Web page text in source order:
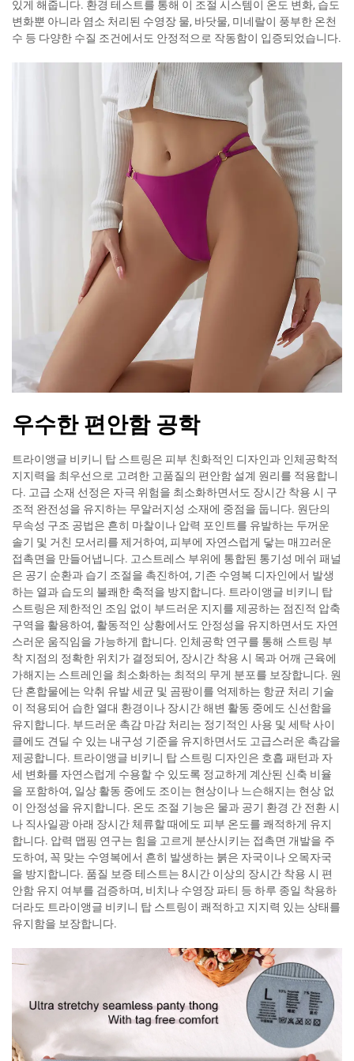
있게 해줍니다. 환경 테스트를 통해 이 조절 시스템이 온도 변화, 습도
변화뿐 아니라 염소 처리된 수영장 물, 바닷물, 미네랄이 풍부한 온천
수 등 다양한 수질 조건에서도 안정적으로 작동함이 입증되었습니다.
우수한 편안함 공학
트라이앵글 비키니 탑 스트링은 피부 친화적인 디자인과 인체공학적
지지력을 최우선으로 고려한 고품질의 편안함 설계 원리를 적용합니
다. 고급 소재 선정은 자극 위험을 최소화하면서도 장시간 착용 시 구
조적 완전성을 유지하는 무알러지성 소재에 중점을 둡니다. 원단의
무속성 구조 공법은 흔히 마찰이나 압력 포인트를 유발하는 두꺼운
솔기 및 거친 모서리를 제거하여, 피부에 자연스럽게 닿는 매끄러운
접촉면을 만들어냅니다. 고스트레스 부위에 통합된 통기성 메쉬 패널
은 공기 순환과 습기 조절을 촉진하여, 기존 수영복 디자인에서 발생
하는 열과 습도의 불쾌한 축적을 방지합니다. 트라이앵글 비키니 탑
스트링은 제한적인 조임 없이 부드러운 지지를 제공하는 점진적 압축
구역을 활용하여, 활동적인 상황에서도 안정성을 유지하면서도 자연
스러운 움직임을 가능하게 합니다. 인체공학 연구를 통해 스트링 부
착 지점의 정확한 위치가 결정되어, 장시간 착용 시 목과 어깨 근육에
가해지는 스트레인을 최소화하는 최적의 무게 분포를 보장합니다. 원
단 혼합물에는 악취 유발 세균 및 곰팡이를 억제하는 항균 처리 기술
이 적용되어 습한 열대 환경이나 장시간 해변 활동 중에도 신선함을
유지합니다. 부드러운 촉감 마감 처리는 정기적인 사용 및 세탁 사이
클에도 견딜 수 있는 내구성 기준을 유지하면서도 고급스러운 촉감을
제공합니다. 트라이앵글 비키니 탑 스트링 디자인은 호흡 패턴과 자
세 변화를 자연스럽게 수용할 수 있도록 정교하게 계산된 신축 비율
을 포함하여, 일상 활동 중에도 조이는 현상이나 느슨해지는 현상 없
이 안정성을 유지합니다. 온도 조절 기능은 물과 공기 환경 간 전환 시
나 직사일광 아래 장시간 체류할 때에도 피부 온도를 쾌적하게 유지
합니다. 압력 맵핑 연구는 힘을 고르게 분산시키는 접촉면 개발을 주
도하여, 꼭 맞는 수영복에서 흔히 발생하는 붉은 자국이나 오목자국
을 방지합니다. 품질 보증 테스트는 8시간 이상의 장시간 착용 시 편
안함 유지 여부를 검증하며, 비치나 수영장 파티 등 하루 종일 착용하
더라도 트라이앵글 비키니 탑 스트링이 쾌적하고 지지력 있는 상태를
유지함을 보장합니다.